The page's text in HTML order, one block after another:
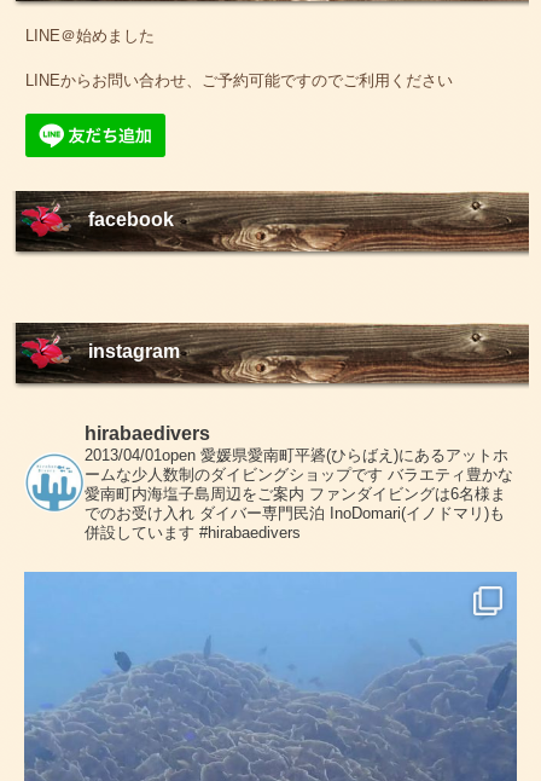
LINE＠始めました
LINEからお問い合わせ、ご予約可能ですのでご利用ください
facebook
instagram
hirabaedivers
2013/04/01open 愛媛県愛南町平碆(ひらばえ)にあるアットホ
ームな少人数制のダイビングショップです バラエティ豊かな
愛南町内海塩子島周辺をご案内 ファンダイビングは6名様ま
でのお受け入れ ダイバー専門民泊 InoDomari(イノドマリ)も
併設しています #hirabaedivers